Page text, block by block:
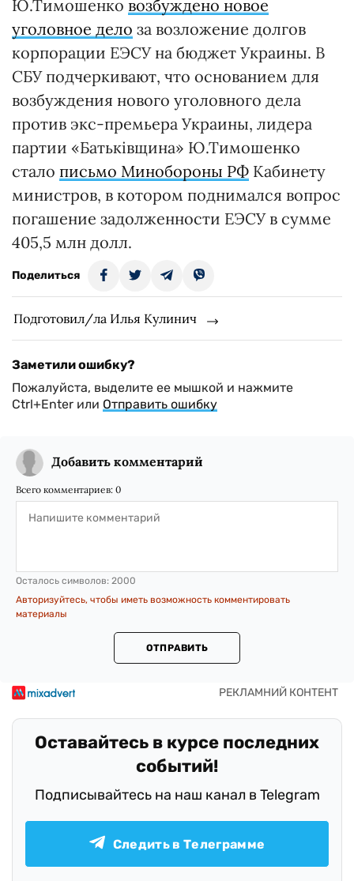
Ю.Тимошенко возбуждено новое
уголовное дело за возложение долгов
корпорации ЕЭСУ на бюджет Украины. В
СБУ подчеркивают, что основанием для
возбуждения нового уголовного дела
против экс-премьера Украины, лидера
партии «Батьківщина» Ю.Тимошенко
стало письмо Минобороны РФ Кабинету
министров, в котором поднимался вопрос
погашение задолженности ЕЭСУ в сумме
405,5 млн долл.
Поделиться
Подготовил/ла Илья Кулинич
Заметили ошибку?
Пожалуйста, выделите ее мышкой и нажмите
Ctrl+Enter или Отправить ошибку
Добавить комментарий
Всего комментариев: 0
Осталось символов: 2000
Авторизуйтесь, чтобы иметь возможность комментировать
материалы
ОТПРАВИТЬ
Оставайтесь в курсе последних
событий!
Подписывайтесь на наш канал в Telegram
Следить в Телеграмме